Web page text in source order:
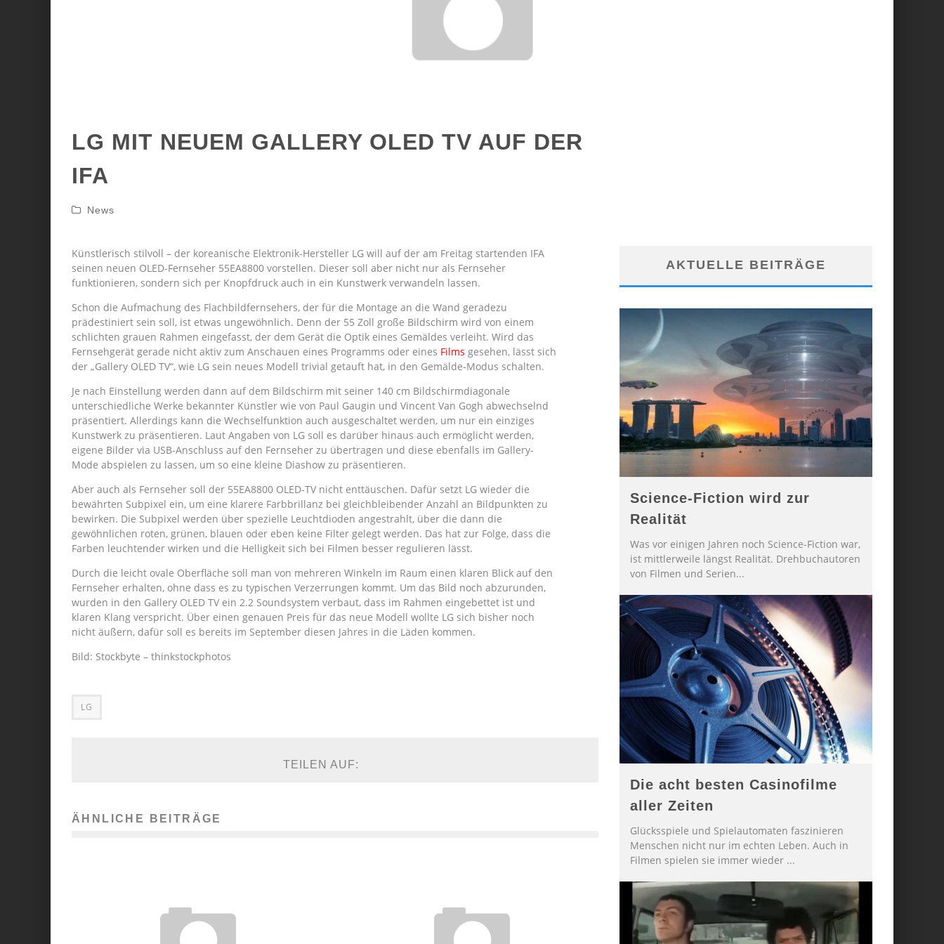
LG MIT NEUEM GALLERY OLED TV AUF DER
IFA
News
Künstlerisch stilvoll – der koreanische Elektronik-Hersteller LG will auf der am Freitag startenden IFA
seinen neuen OLED-Fernseher 55EA8800 vorstellen. Dieser soll aber nicht nur als Fernseher
funktionieren, sondern sich per Knopfdruck auch in ein Kunstwerk verwandeln lassen.
Schon die Aufmachung des Flachbildfernsehers, der für die Montage an die Wand geradezu
prädestiniert sein soll, ist etwas ungewöhnlich. Denn der 55 Zoll große Bildschirm wird von einem
schlichten grauen Rahmen eingefasst, der dem Gerät die Optik eines Gemäldes verleiht. Wird das
Fernsehgerät gerade nicht aktiv zum Anschauen eines Programms oder eines Films gesehen, lässt sich
der „Gallery OLED TV“, wie LG sein neues Modell trivial getauft hat, in den Gemälde-Modus schalten.
Je nach Einstellung werden dann auf dem Bildschirm mit seiner 140 cm Bildschirmdiagonale
unterschiedliche Werke bekannter Künstler wie von Paul Gaugin und Vincent Van Gogh abwechselnd
präsentiert. Allerdings kann die Wechselfunktion auch ausgeschaltet werden, um nur ein einziges
Kunstwerk zu präsentieren. Laut Angaben von LG soll es darüber hinaus auch ermöglicht werden,
eigene Bilder via USB-Anschluss auf den Fernseher zu übertragen und diese ebenfalls im Gallery-
Mode abspielen zu lassen, um so eine kleine Diashow zu präsentieren.
Aber auch als Fernseher soll der 55EA8800 OLED-TV nicht enttäuschen. Dafür setzt LG wieder die
bewährten Subpixel ein, um eine klarere Farbbrillanz bei gleichbleibender Anzahl an Bildpunkten zu
bewirken. Die Subpixel werden über spezielle Leuchtdioden angestrahlt, über die dann die
gewöhnlichen roten, grünen, blauen oder eben keine Filter gelegt werden. Das hat zur Folge, dass die
Farben leuchtender wirken und die Helligkeit sich bei Filmen besser regulieren lässt.
Durch die leicht ovale Oberfläche soll man von mehreren Winkeln im Raum einen klaren Blick auf den
Fernseher erhalten, ohne dass es zu typischen Verzerrungen kommt. Um das Bild noch abzurunden,
wurden in den Gallery OLED TV ein 2.2 Soundsystem verbaut, dass im Rahmen eingebettet ist und
klaren Klang verspricht. Über einen genauen Preis für das neue Modell wollte LG sich bisher noch
nicht äußern, dafür soll es bereits im September diesen Jahres in die Läden kommen.
Bild: Stockbyte – thinkstockphotos
LG
TEILEN AUF:
ÄHNLICHE BEITRÄGE
AKTUELLE BEITRÄGE
Science-Fiction wird zur
Realität
Was vor einigen Jahren noch Science-Fiction war,
ist mittlerweile längst Realität. Drehbuchautoren
von Filmen und Serien...
Die acht besten Casinofilme
aller Zeiten
Glücksspiele und Spielautomaten faszinieren
Menschen nicht nur im echten Leben. Auch in
Filmen spielen sie immer wieder ...